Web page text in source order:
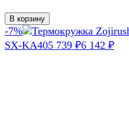
В корзину
-7%
SX-KA405 739 ₽6 142 ₽